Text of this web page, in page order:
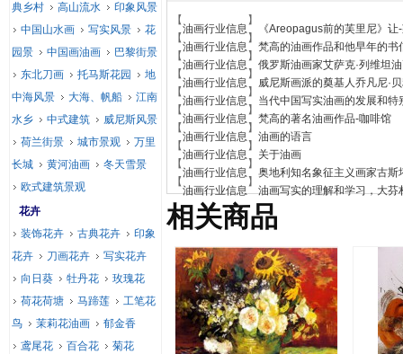
【油画行业信息 】 《Areopagus前的芙里尼》让
【油画行业信息 】 梵高的油画作品和他早年的书
【油画行业信息 】 俄罗斯油画家艾萨克·列维坦
【油画行业信息 】 威尼斯画派的奠基人乔凡尼·
【油画行业信息 】 当代中国写实油画的发展和特
【油画行业信息 】 梵高的著名油画作品-咖啡馆
【油画行业信息 】 油画的语言
【油画行业信息 】 关于油画
【油画行业信息 】 奥地利知名象征主义画家古斯
【油画行业信息】 油画写实的理解和学习，大芬
相关商品
典乡村
高山流水
印象风景
中国山水画
写实风景
花
园景
中国画油画
巴黎街景
东北刀画
托马斯花园
地
中海风景
大海、帆船
江南
水乡
中式建筑
威尼斯风景
荷兰街景
城市景观
万里
长城
黄河油画
冬天雪景
欧式建筑景观
花卉
装饰花卉
古典花卉
印象
花卉
刀画花卉
写实花卉
向日葵
牡丹花
玫瑰花
荷花荷塘
马蹄莲
工笔花
鸟
茉莉花油画
郁金香
鸢尾花
百合花
菊花